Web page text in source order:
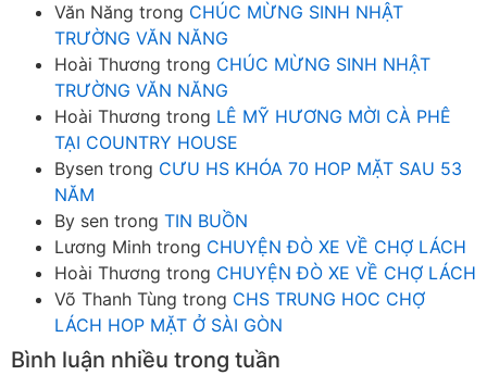
Văn Năng trong CHÚC MỪNG SINH NHẬT
TRƯỜNG VĂN NĂNG
Hoài Thương trong CHÚC MỪNG SINH NHẬT
TRƯỜNG VĂN NĂNG
Hoài Thương trong LÊ MỸ HƯƠNG MỜI CÀ PHÊ
TẠI COUNTRY HOUSE
Bysen trong CƯU HS KHÓA 70 HOP MẶT SAU 53
NĂM
By sen trong TIN BUỒN
Lương Minh trong CHUYỆN ĐÒ XE VỀ CHỢ LÁCH
Hoài Thương trong CHUYỆN ĐÒ XE VỀ CHỢ LÁCH
Võ Thanh Tùng trong CHS TRUNG HOC CHỢ
LÁCH HOP MẶT Ở SÀI GÒN
Bình luận nhiều trong tuần